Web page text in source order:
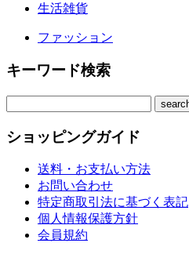
生活雑貨
ファッション
キーワード検索
ショッピングガイド
送料・お支払い方法
お問い合わせ
特定商取引法に基づく表記
個人情報保護方針
会員規約